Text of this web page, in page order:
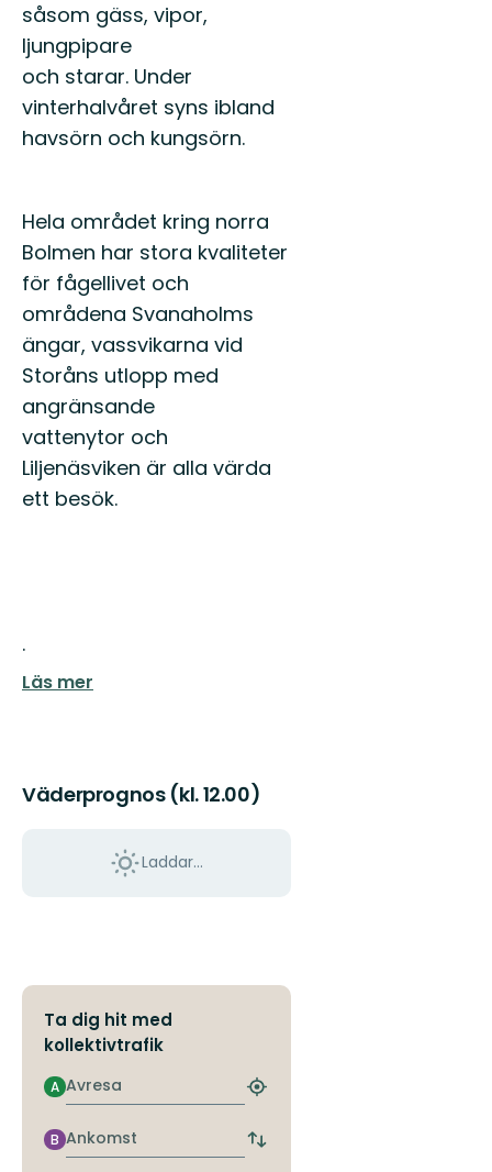
såsom gäss, vipor,
ljungpipare
och starar. Under
vinterhalvåret syns ibland
havsörn och kungsörn.
Hela området kring norra
Bolmen har stora kvaliteter
för fågellivet och
områdena Svanaholms
ängar, vassvikarna vid
Storåns utlopp med
angränsande
vattenytor och
Liljenäsviken är alla värda
ett besök.
.
Läs mer
Väderprognos (kl. 12.00)
Laddar...
Ta dig hit med
kollektivtrafik
Avresa
A
Hitta
hållplats
Ankomst
B
Byt